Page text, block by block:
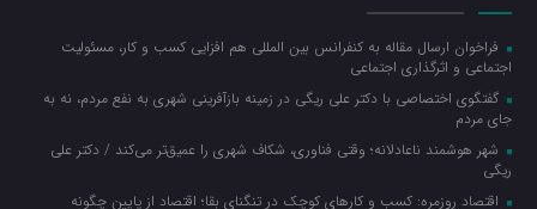
فراخوان ارسال مقاله به کنفرانس بین المللی هم افزایی کسب و کار، مسئولیت
اجتماعی و اثرگذاری اجتماعی
گفتگوی اختصاصی با دکتر علی ریگی در زمینه بازآفرینی شهری به نفع مردم، نه به
جای مردم
شهر هوشمند ناعادلانه؛ وقتی فناوری، شکاف شهری را عمیق‌تر می‌کند / دکتر علی
ریگی
اقتصاد روزمره: کسب‌ و کارهای کوچک در تنگنای بقا؛ اقتصاد از پایین چگونه